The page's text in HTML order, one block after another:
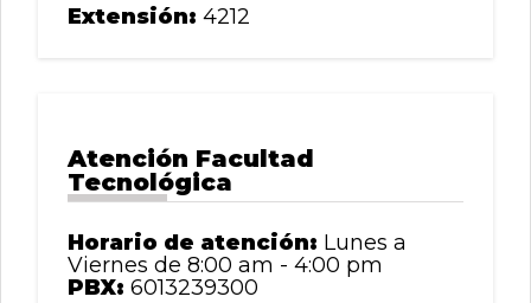
Extensión: 4212
Atención Facultad
Tecnológica
Horario de atención: Lunes a
Viernes de 8:00 am - 4:00 pm
PBX: 6013239300